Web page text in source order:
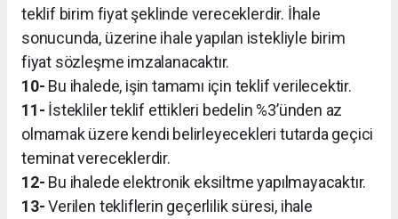
teklif birim fiyat şeklinde vereceklerdir. İhale
sonucunda, üzerine ihale yapılan istekliyle birim
fiyat sözleşme imzalanacaktır.
10- Bu ihalede, işin tamamı için teklif verilecektir.
11- İstekliler teklif ettikleri bedelin %3’ünden az
olmamak üzere kendi belirleyecekleri tutarda geçici
teminat vereceklerdir.
12- Bu ihalede elektronik eksiltme yapılmayacaktır.
13-Verilen tekliflerin geçerlilik süresi, ihale